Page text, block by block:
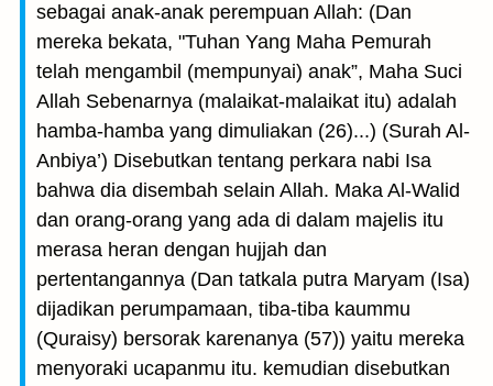
sebagai anak-anak perempuan Allah: (Dan
mereka bekata, "Tuhan Yang Maha Pemurah
telah mengambil (mempunyai) anak”, Maha Suci
Allah Sebenarnya (malaikat-malaikat itu) adalah
hamba-hamba yang dimuliakan (26)...) (Surah Al-
Anbiya’) Disebutkan tentang perkara nabi Isa
bahwa dia disembah selain Allah. Maka Al-Walid
dan orang-orang yang ada di dalam majelis itu
merasa heran dengan hujjah dan
pertentangannya (Dan tatkala putra Maryam (Isa)
dijadikan perumpamaan, tiba-tiba kaummu
(Quraisy) bersorak karenanya (57)) yaitu mereka
menyoraki ucapanmu itu. kemudian disebutkan